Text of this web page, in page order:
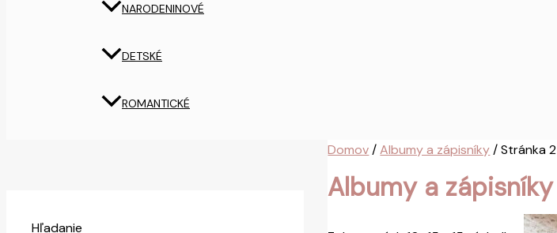
NARODENINOVÉ
DETSKÉ
ROMANTICKÉ
Hľadanie
Domov/Albumy a zápisníky/ Stránka 2
Albumy a zápisníky